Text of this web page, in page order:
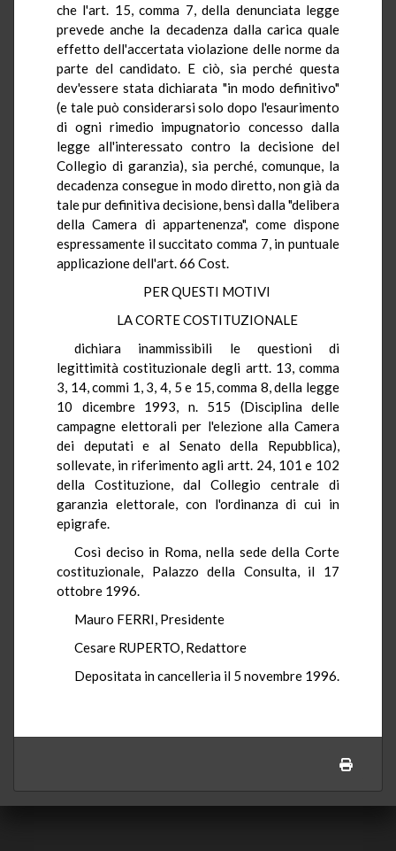
che l'art. 15, comma 7, della denunciata legge
prevede anche la decadenza dalla carica quale
effetto dell'accertata violazione delle norme da
parte del candidato. E ciò, sia perché questa
dev'essere stata dichiarata "in modo definitivo"
(e tale può considerarsi solo dopo l'esaurimento
di ogni rimedio impugnatorio concesso dalla
legge all'interessato contro la decisione del
Collegio di garanzia), sia perché, comunque, la
decadenza consegue in modo diretto, non già da
tale pur definitiva decisione, bensì dalla "delibera
della Camera di appartenenza", come dispone
espressamente il succitato comma 7, in puntuale
applicazione dell'art. 66 Cost.
PER QUESTI MOTIVI
LA CORTE COSTITUZIONALE
dichiara inammissibili le questioni di
legittimità costituzionale degli artt. 13, comma
3, 14, commi 1, 3, 4, 5 e 15, comma 8, della legge
10 dicembre 1993, n. 515 (Disciplina delle
campagne elettorali per l'elezione alla Camera
dei deputati e al Senato della Repubblica),
sollevate, in riferimento agli artt. 24, 101 e 102
della Costituzione, dal Collegio centrale di
garanzia elettorale, con l'ordinanza di cui in
epigrafe.
Così deciso in Roma, nella sede della Corte
costituzionale, Palazzo della Consulta, il 17
ottobre 1996.
Mauro FERRI, Presidente
Cesare RUPERTO, Redattore
Depositata in cancelleria il 5 novembre 1996.